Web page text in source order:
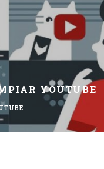
YOUTUBE